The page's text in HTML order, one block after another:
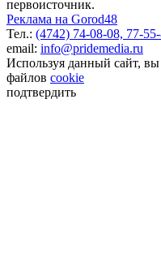
первоисточник.
Реклама на Gorod48
Тел.: (4742) 74-08-08, 77-
email: info@pridemedia.ru
Используя данный сайт, вы
файлов cookie
подтвердить